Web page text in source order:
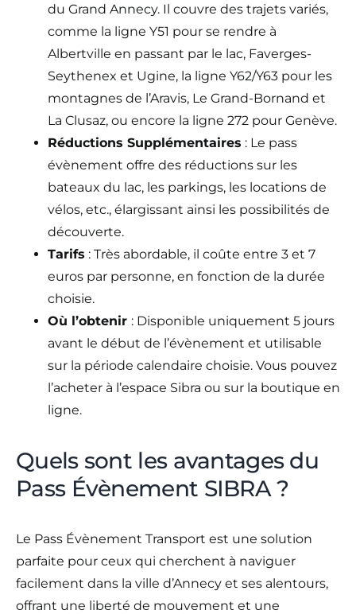
du Grand Annecy​​. Il couvre des trajets variés,
comme la ligne Y51 pour se rendre à
Albertville en passant par le lac, Faverges-
Seythenex et Ugine​​, la ligne Y62/Y63 pour les
montagnes de l’Aravis, Le Grand-Bornand et
La Clusaz​​, ou encore la ligne 272 pour Genève​​.
Réductions Supplémentaires : Le pass
évènement offre des réductions sur les
bateaux du lac, les parkings, les locations de
vélos, etc., élargissant ainsi les possibilités de
découverte.
Tarifs : Très abordable, il coûte entre 3 et 7
euros par personne, en fonction de la durée
choisie.
Où l’obtenir : Disponible uniquement 5 jours
avant le début de l’évènement et utilisable
sur la période calendaire choisie. Vous pouvez
l’acheter à l’espace Sibra ou sur la boutique en
ligne.
Quels sont les avantages du
Pass Évènement SIBRA ?
Le Pass Évènement Transport est une solution
parfaite pour ceux qui cherchent à naviguer
facilement dans la ville d’Annecy et ses alentours,
offrant une liberté de mouvement et une